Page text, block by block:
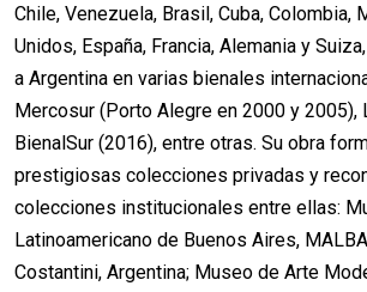
Chile, Venezuela, Brasil, Cuba, Colombia,
Unidos, España, Francia, Alemania y
a Argentina en varias bienales
Mercosur (Porto Alegre en 2000 y 2005),
BienalSur (2016), entre otras. Su obra
prestigiosas colecciones privadas y
colecciones institucionales entre ellas:
Latinoamericano de Buenos Aires,
Costantini, Argentina; Museo de Arte